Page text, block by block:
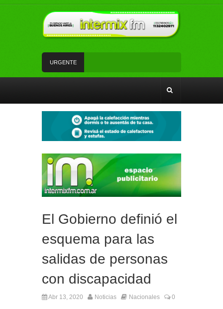
URGENTE
Florencio Varela
Un vehículo con pedido de secuestro fue
recuperado en Florencio Varela
Mercado Activo sumó la tienda móvil de carnes y
tuvo una jornada con gran concurrencia en
Florencio Varela
#FlorencioVarela | Aprehensión de un prófugo en
el barrio Sarmiento
El Gobierno definió el
esquema para las
salidas de personas
con discapacidad
Abr 13, 2020 Noticias Nacionales 0